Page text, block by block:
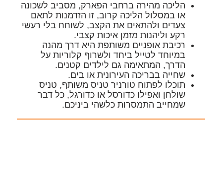
הליכה מהירה ברחבי הפארק, מסביב לשכונה
או במסלול הליכה קרוב, זו הזדמנות לתאם
צעדים ולהתאים את הקצב, לשוחח בלי רעשי
רקע וליהנות מזמן איכות קצבי.
רכיבת אופניים משותפת היא דרך מהנה
במיוחד לטייל ביחד ולשרוף קלוריות על
הדרך, המתאימה גם לילדים קטנים.
שחייה בבריכה העירונית או בים.
תוכלו לפתוח טורניר טניס משותף, טניס
שולחן ואפילו כדורסל או כדורגל, כל דבר
שמחייב התמסרות כלשהי ביניכם.